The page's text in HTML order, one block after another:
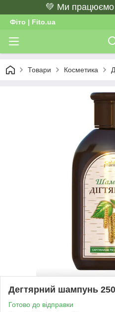
💚 Ми працюємо
Фіто | Fito.ua
Товари Косметика
Дегтярний шампунь
Готово до відправки